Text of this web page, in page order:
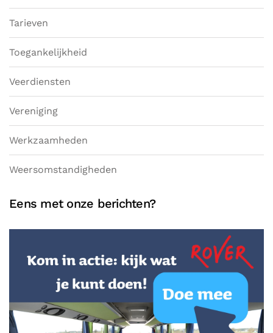
Tarieven
Toegankelijkheid
Veerdiensten
Vereniging
Werkzaamheden
Weersomstandigheden
Eens met onze berichten?